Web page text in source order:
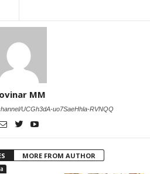
MM
UCGh3dA-uo7SaeHhla-RVNQQ
MORE FROM AUTHOR